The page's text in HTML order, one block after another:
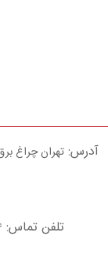
آدرس: تهران چراغ
تلفن تماس: